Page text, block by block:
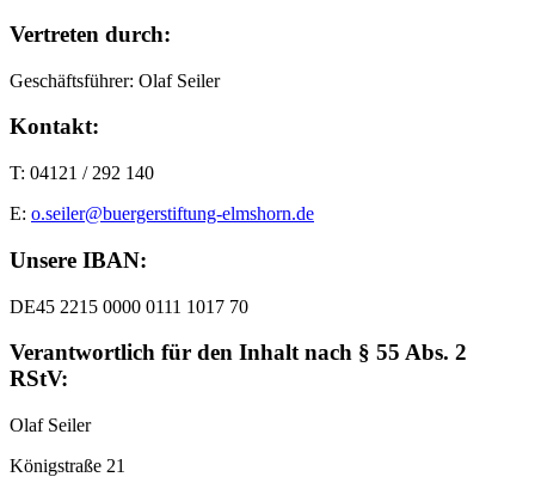
Vertreten durch:
Geschäftsführer: Olaf Seiler
Kontakt:
T: 04121 / 292 140
E: o.seiler@buergerstiftung-elmshorn.de
Unsere IBAN:
DE45 2215 0000 0111 1017 70
Verantwortlich für den Inhalt nach § 55 Abs. 2
RStV:
Olaf Seiler
Königstraße 21